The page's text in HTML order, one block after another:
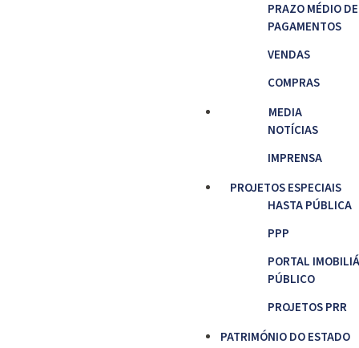
PRAZO MÉDIO DE
PAGAMENTOS
VENDAS
COMPRAS
MEDIA
NOTÍCIAS
IMPRENSA
PROJETOS ESPECIAIS
HASTA PÚBLICA
PPP
PORTAL
PÚBLICO
PROJETOS PRR
PATRIMÓNIO DO ESTADO